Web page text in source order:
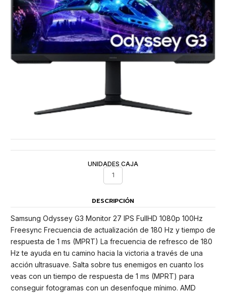
UNIDADES CAJA
1
DESCRIPCIÓN
Samsung Odyssey G3 Monitor 27 IPS FullHD 1080p 100Hz
Freesync Frecuencia de actualización de 180 Hz y tiempo de
respuesta de 1 ms (MPRT) La frecuencia de refresco de 180
Hz te ayuda en tu camino hacia la victoria a través de una
acción ultrasuave. Salta sobre tus enemigos en cuanto los
veas con un tiempo de respuesta de 1 ms (MPRT) para
conseguir fotogramas con un desenfoque mínimo. AMD